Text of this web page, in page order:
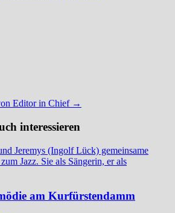
Editor in Chief →
interessieren
am Kurfürstendamm